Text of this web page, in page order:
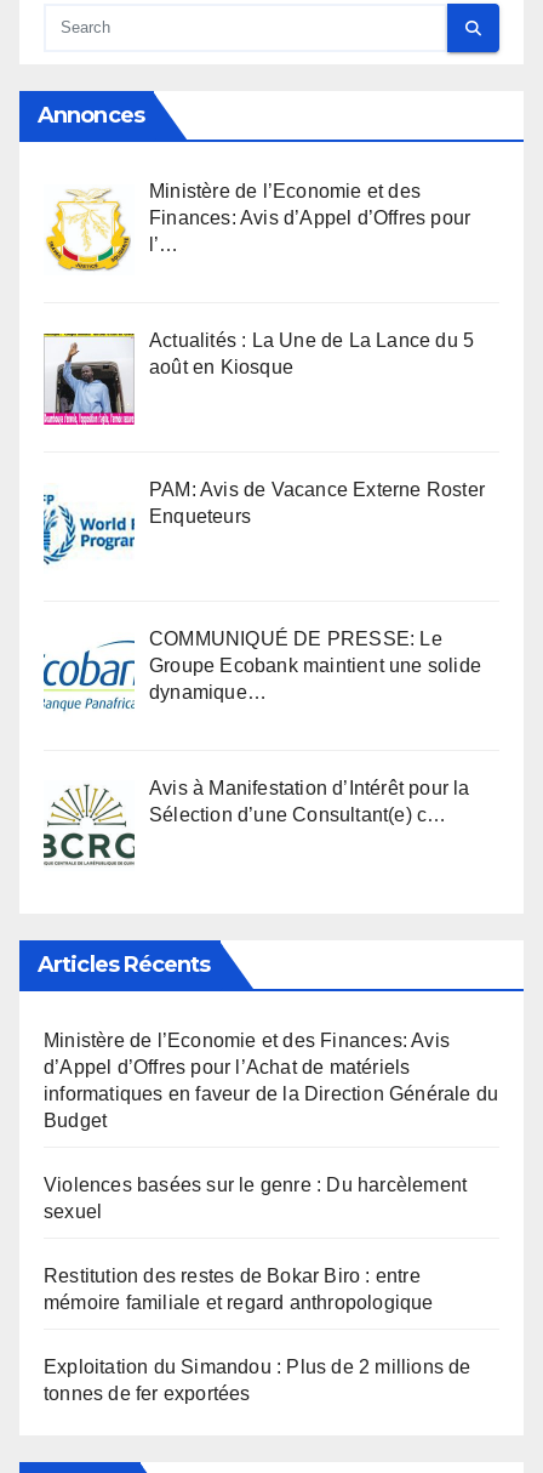
Annonces
Ministère de l’Economie et des
Finances: Avis d’Appel d’Offres pour
l’…
Actualités : La Une de La Lance du 5
août en Kiosque
PAM: Avis de Vacance Externe Roster
Enqueteurs
COMMUNIQUÉ DE PRESSE: Le
Groupe Ecobank maintient une solide
dynamique…
Avis à Manifestation d’Intérêt pour la
Sélection d’une Consultant(e) c…
Articles Récents
Ministère de l’Economie et des Finances: Avis
d’Appel d’Offres pour l’Achat de matériels
informatiques en faveur de la Direction Générale du
Budget
Violences basées sur le genre : Du harcèlement
sexuel
Restitution des restes de Bokar Biro : entre
mémoire familiale et regard anthropologique
Exploitation du Simandou : Plus de 2 millions de
tonnes de fer exportées